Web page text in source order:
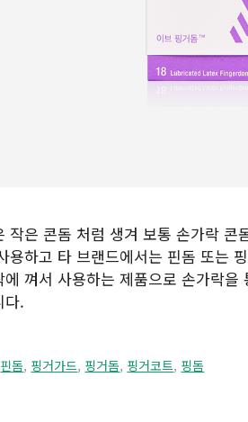
작은 콘돔 처럼 생겨 보통 손가락 콘
용하고 타 브랜드에서는 핀돔 또는
에 껴서 사용하는 제품으로 손가락
다.
핀돔, 핑거가드, 핑거돔, 핑거코트, 핑돔